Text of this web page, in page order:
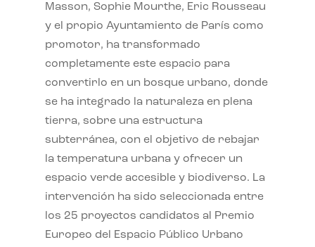
Masson, Sophie Mourthe, Eric Rousseau
y el propio Ayuntamiento de París como
promotor, ha transformado
completamente este espacio para
convertirlo en un bosque urbano, donde
se ha integrado la naturaleza en plena
tierra, sobre una estructura
subterránea, con el objetivo de rebajar
la temperatura urbana y ofrecer un
espacio verde accesible y biodiverso. La
intervención ha sido seleccionada entre
los 25 proyectos candidatos al Premio
Europeo del Espacio Público Urbano